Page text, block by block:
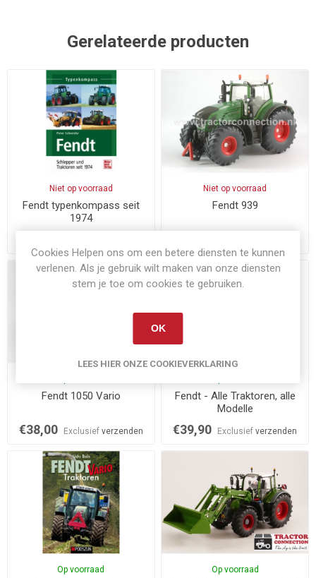
Gerelateerde producten
Niet op voorraad
Fendt typenkompass seit
1974
Niet op voorraad
Fendt 939
Fendt 1050 Vario
€38,00 Exclusief verzenden
Fendt - Alle Traktoren, alle
Modelle
€39,90 Exclusiefverzenden
Op voorraad Op voorraad
Cookies Helpen ons om een betere diensten te kunnen
verlenen. Als je gebruik wilt maken van onze diensten
stem je toe om cookies te gebruiken.
OK
LEES HIER ONZE COOKIEVERKLARING